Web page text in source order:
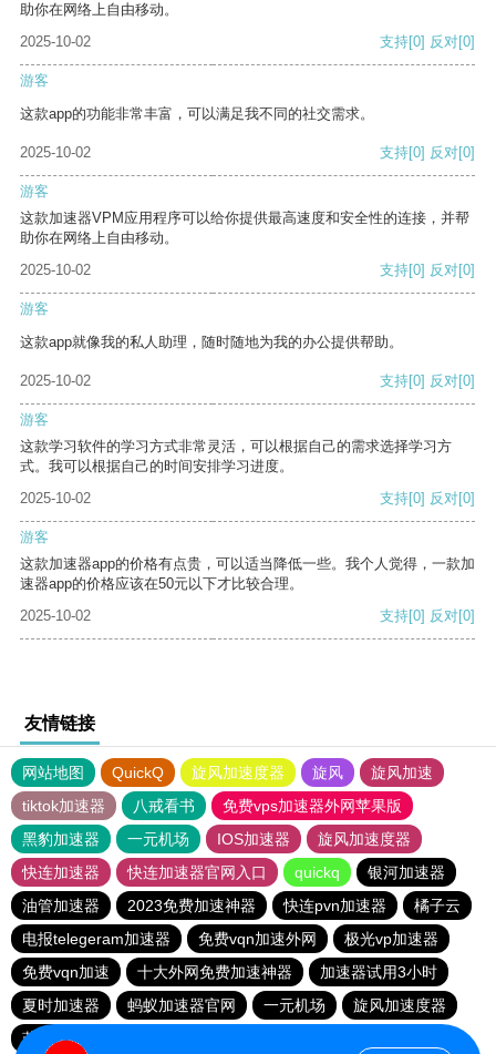
助你在网络上自由移动。
2025-10-02
支持[0] 反对[0]
游客
这款app的功能非常丰富，可以满足我不同的社交需求。
2025-10-02 支持[0] 反对[0]
游客
这款加速器VPM应用程序可以给你提供最高速度和安全性的连接，并帮
助你在网络上自由移动。
2025-10-02
支持[0] 反对[0]
游客
这款app就像我的私人助理，随时随地为我的办公提供帮助。
2025-10-02 支持[0] 反对[0]
游客
这款学习软件的学习方式非常灵活，可以根据自己的需求选择学习方
式。我可以根据自己的时间安排学习进度。
2025-10-02
支持[0] 反对[0]
游客
这款加速器app的价格有点贵，可以适当降低一些。我个人觉得，一款加
速器app的价格应该在50元以下才比较合理。
2025-10-02
支持[0] 反对[0]
友情链接
网站地图 QuickQ 旋风加速度器 旋风
旋风加速
tiktok加速器
八戒看书
免费vps加速器外网苹果版
黑豹加速器
一元机场 IOS加速器
旋风加速度器
快连加速器
快连加速器官网入口 quickq
银河加速器
油管加速器
2023免费加速神器 快连pvn加速器
橘子云
电报telegeram加速器
免费vqn加速外网
极光vp加速器
免费vqn加速
十大外网免费加速神器
加速器试用3小时
夏时加速器
蚂蚁加速器官网 一元机场
旋风加速度器
蓝鲸加速器